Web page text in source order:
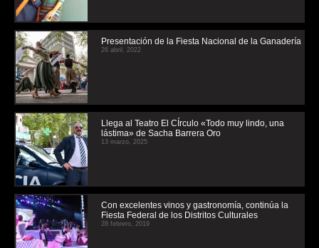
Presentación de la Fiesta Nacional de la Ganadería
26 abril, 2022
Llega al Teatro El CÍrculo «Todo muy lindo, una
lástima» de Sacha Barrera Oro
13 marzo, 2025
Con excelentes vinos y gastronomía, continúa la
Fiesta Federal de los Distritos Culturales
28 febrero, 2019